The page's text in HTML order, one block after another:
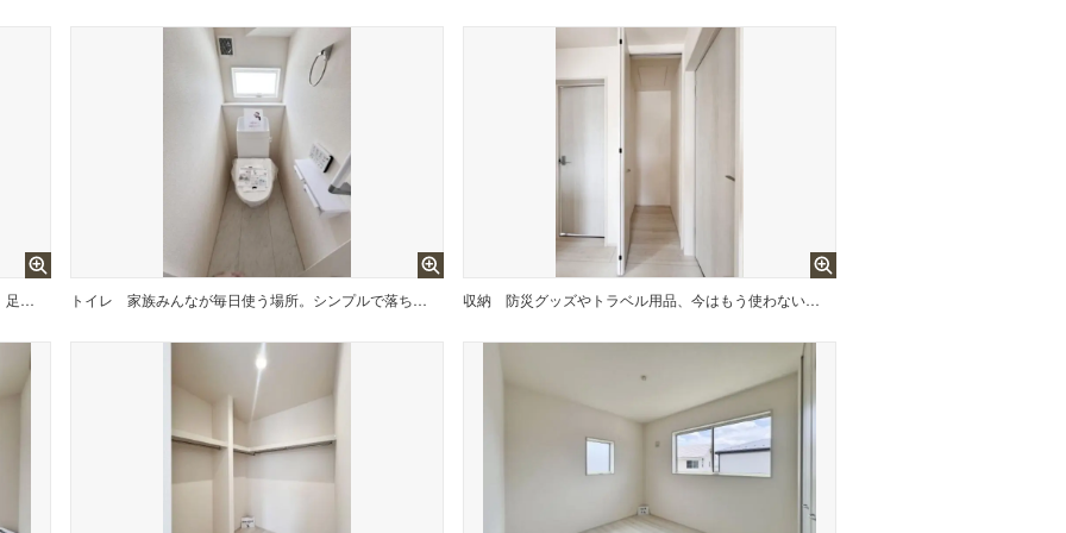
一日の疲れや汚れ、モヤモヤした気持ちも、足を伸ばせるゆったりとしたお風呂ならきれいさっぱり。余裕のあるお風呂で余裕のある自分を取り戻そう。 トイレ 家族みんなが毎日使う場所。シンプルで落ち着く空間にすることで、永く使っても飽きの来ない空間に。 収納 防災グッズやトラベル用品、今はもう使わない思い出のおもちゃなど、置き場所に困るものって意外と多い。でも廊下収納があれば万事解決。